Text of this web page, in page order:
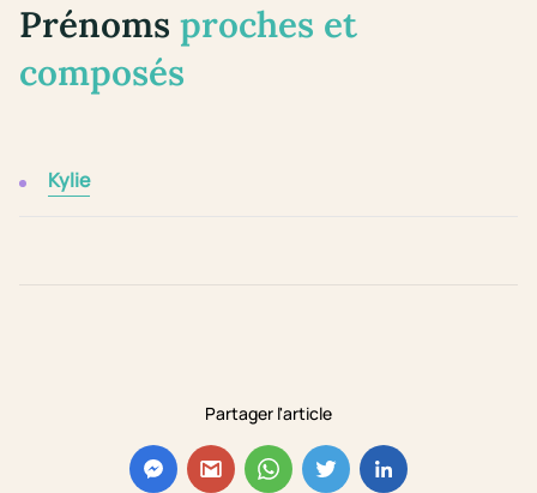
Partager l'article
Prénoms proches et
composés
Kylie